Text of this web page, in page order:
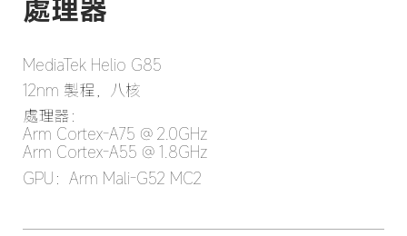
MediaTek Helio G85
12nm 製程，八核
處理器：
Arm Cortex-A75 @ 2.0GHz
Arm Cortex-A55 @ 1.8GHz
GPU：Arm Mali-G52 MC2